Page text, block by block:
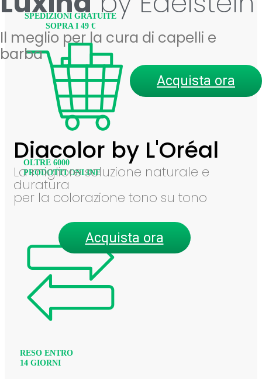
Il meglio per la cura di capelli e
barba
Acquista ora
Diacolor by L'Oréal
La migliore soluzione naturale e
duratura
per la colorazione tono su tono
Acquista ora
SPEDIZIONI GRATUITE
SOPRA I 49 €
OLTRE 6000
PRODOTTI ONLINE
RESO ENTRO
14 GIORNI